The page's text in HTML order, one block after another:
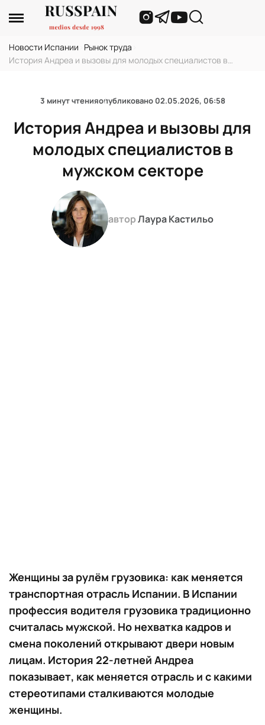
Новости Испании Рынок труда
История Андреа и вызовы для молодых специалистов в
3 минут чтенияопубликовано 02.05.2026, 06:58
История Андреа и вызовы для
молодых специалистов в
мужском секторе
авторЛаура Кастильо
Женщины за рулём грузовика: как меняется
транспортная отрасль Испании. В Испании
профессия водителя грузовика традиционно
считалась мужской. Но нехватка кадров и
смена поколений открывают двери новым
лицам. История 22-летней Андреа
показывает, как меняется отрасль и с какими
стереотипами сталкиваются молодые
женщины.